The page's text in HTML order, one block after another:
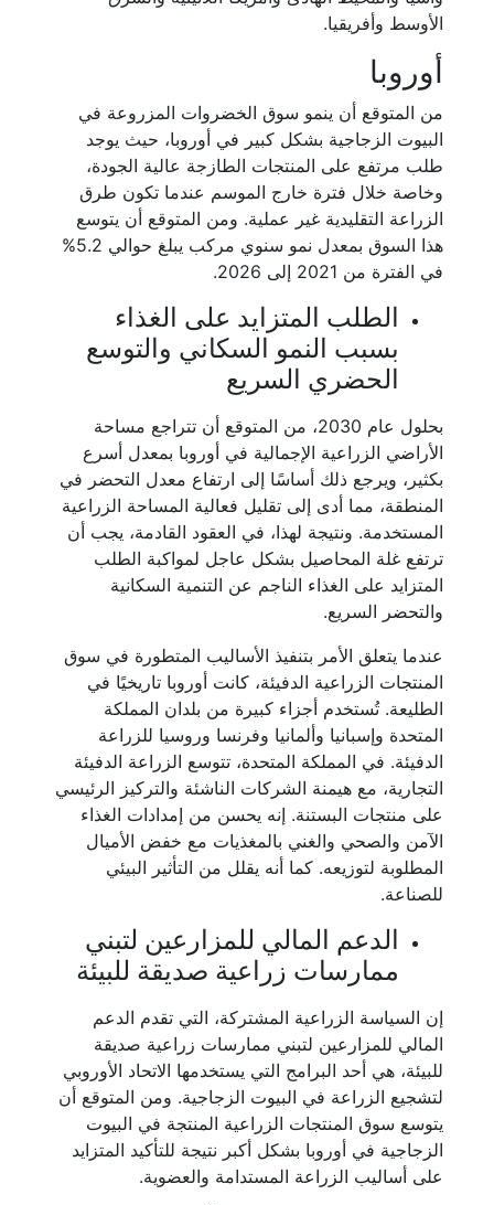
الأوسط وأفريقيا.
أوروبا
من المتوقع أن ينمو سوق الخضروات المزروعة في
البيوت الزجاجية بشكل كبير في أوروبا، حيث يوجد
طلب مرتفع على المنتجات الطازجة عالية الجودة،
وخاصة خلال فترة خارج الموسم عندما تكون طرق
الزراعة التقليدية غير عملية. ومن المتوقع أن يتوسع
هذا السوق بمعدل نمو سنوي مركب يبلغ حوالي 5.2%
في الفترة من 2021 إلى 2026.
الطلب المتزايد على الغذاء
بسبب النمو السكاني والتوسع
الحضري السريع
بحلول عام 2030، من المتوقع أن تتراجع مساحة
الأراضي الزراعية الإجمالية في أوروبا بمعدل أسرع
بكثير، ويرجع ذلك أساسًا إلى ارتفاع معدل التحضر في
المنطقة، مما أدى إلى تقليل فعالية المساحة الزراعية
المستخدمة. ونتيجة لهذا، في العقود القادمة، يجب أن
ترتفع غلة المحاصيل بشكل عاجل لمواكبة الطلب
المتزايد على الغذاء الناجم عن التنمية السكانية
والتحضر السريع.
عندما يتعلق الأمر بتنفيذ الأساليب المتطورة في سوق
المنتجات الزراعية الدفيئة، كانت أوروبا تاريخيًا في
الطليعة. تُستخدم أجزاء كبيرة من بلدان المملكة
المتحدة وإسبانيا وألمانيا وفرنسا وروسيا للزراعة
الدفيئة. في المملكة المتحدة، تتوسع الزراعة الدفيئة
التجارية، مع هيمنة الشركات الناشئة والتركيز الرئيسي
على منتجات البستنة. إنه يحسن من إمدادات الغذاء
الآمن والصحي والغني بالمغذيات مع خفض الأميال
المطلوبة لتوزيعه. كما أنه يقلل من التأثير البيئي
للصناعة.
الدعم المالي للمزارعين لتبني
ممارسات زراعية صديقة للبيئة
إن السياسة الزراعية المشتركة، التي تقدم الدعم
المالي للمزارعين لتبني ممارسات زراعية صديقة
للبيئة، هي أحد البرامج التي يستخدمها الاتحاد الأوروبي
لتشجيع الزراعة في البيوت الزجاجية. ومن المتوقع أن
يتوسع سوق المنتجات الزراعية المنتجة في البيوت
الزجاجية في أوروبا بشكل أكبر نتيجة للتأكيد المتزايد
على أساليب الزراعة المستدامة والعضوية.